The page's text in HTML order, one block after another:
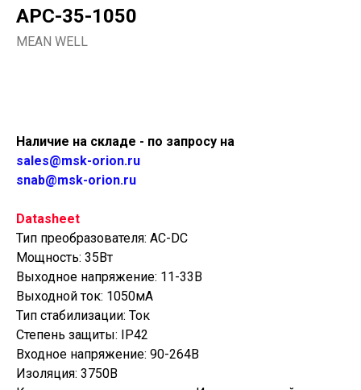
APC-35-1050
MEAN WELL
Наличие на складе - по запросу на
sales@msk-orion.ru
snab@msk-orion.ru
Datasheet
Тип преобразователя: AC-DC
Мощность: 35Вт
Выходное напряжение: 11-33В
Выходной ток: 1050мА
Тип стабилизации: Ток
Степень защиты: IP42
Входное напряжение: 90-264В
Изоляция: 3750В